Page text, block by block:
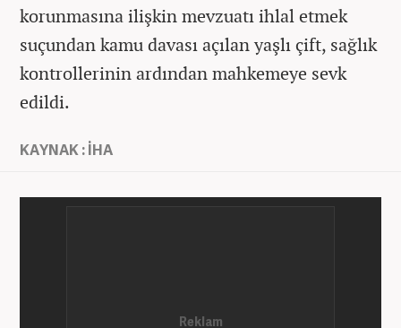
korunmasına ilişkin mevzuatı ihlal etmek
suçundan kamu davası açılan yaşlı çift, sağlık
kontrollerinin ardından mahkemeye sevk
edildi.
KAYNAK : İHA